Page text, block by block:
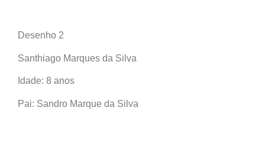
Desenho 2
Santhiago Marques da Silva
Idade: 8 anos
Pai: Sandro Marque da Silva